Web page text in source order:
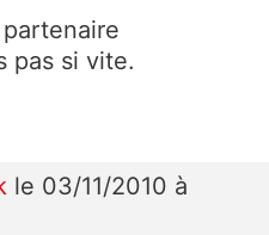
pas si vite.
le 03/11/2010 à